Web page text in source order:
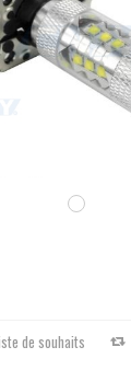
de souhaits